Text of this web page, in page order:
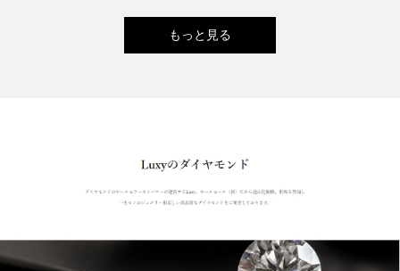
もっと見る